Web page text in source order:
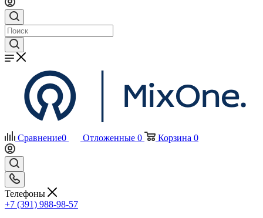
Сравнение0 Отложенные 0 Корзина 0
Телефоны
+7 (391) 988-98-57